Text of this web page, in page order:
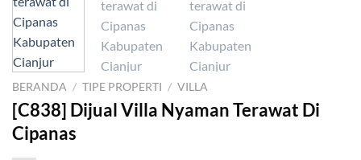
BERANDA / TIPE PROPERTI / VILLA
[C838] Dijual Villa Nyaman Terawat Di
Cipanas